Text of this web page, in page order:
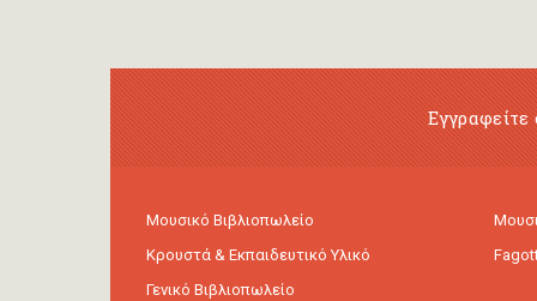
Μουσικό Βιβλιοπωλείο
Κρουστά & Εκπαιδευτικό Υλικό
Γενικό Βιβλιοπωλείο